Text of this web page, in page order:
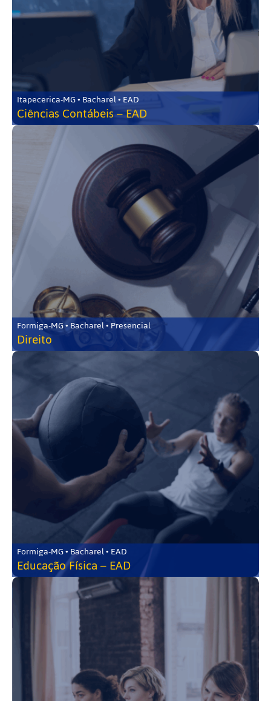
Itapecerica-MG • Bacharel • EAD
Ciências Contábeis – EAD
Formiga-MG • Bacharel • Presencial
Direito
Formiga-MG • Bacharel • EAD
Educação Física – EAD